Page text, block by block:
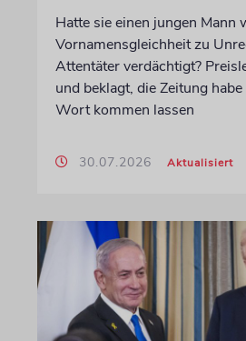
Hatte sie einen jungen Mann
Vornamensgleichheit zu
Attentäter verdächtigt?
und beklagt, die Zeitung
Wort kommen lassen
30.07.2026 Aktualisiert